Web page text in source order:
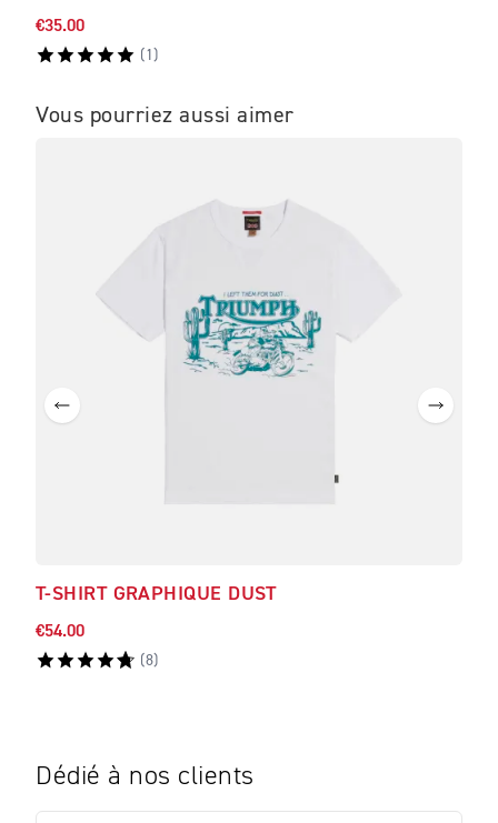
€35.00
( 1 )
Vous pourriez aussi aimer
T-SHIRT GRAPHIQUE DUST
€54.00
(8)
Dédié à nos clients